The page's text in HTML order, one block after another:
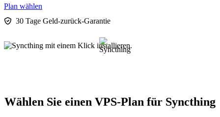
Plan wählen
30 Tage Geld-zurück-Garantie
Wählen Sie einen VPS-Plan für Syncthing